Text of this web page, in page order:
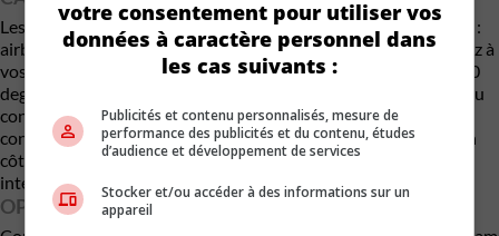
Les caractéristiques de sécurité incluent les suspects habituels :
airbags (quantité dépendant de l’importance que vous accordez à
vos passagers), capteurs de stationnement et une caméra à 360
degrés pour naviguer dans les espaces restreints. L’assistance au
conducteur est un peu limitée, mais au moins vous obtenez le
contrôle de stabilité de remorque, l’assistance au démarrage en
côte et l’alerte de sortie de voie pour maintenir les choses
intéressantes.
OPTIONS DE MOTORISATION
votre consentement pour utiliser vos
données à caractère personnel dans
les cas suivants :
Publicités et contenu personnalisés, mesure de
performance des publicités et du contenu, études
d’audience et développement de services
Stocker et/ou accéder à des informations sur un
appareil